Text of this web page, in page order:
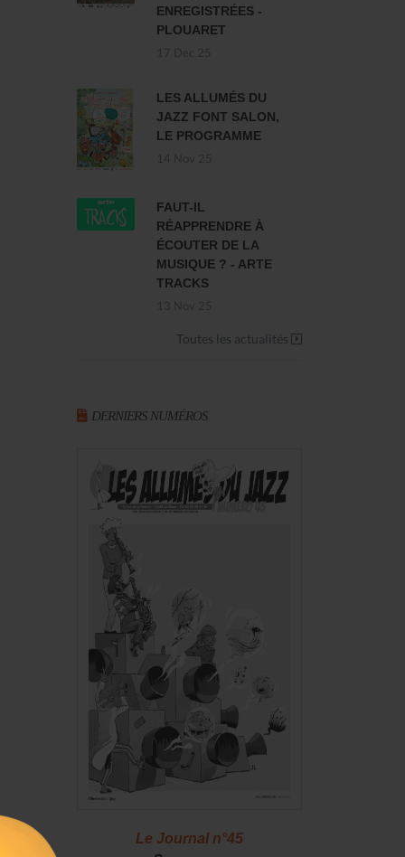
ENREGISTRÉES -
PLOUARET
LES ALLUMÉS DU
JAZZ FONT SALON,
LE PROGRAMME
FAUT-IL
RÉAPPRENDRE À
ÉCOUTER DE LA
MUSIQUE ? - ARTE
TRACKS
Toutes les actualités
DERNIERS NUMÉROS
Le Journal n°45